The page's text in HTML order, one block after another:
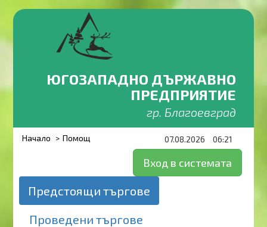
ЮГОЗАПАДНО ДЪРЖАВНО
ПРЕДПРИЯТИЕ
гр. Благоевград
07.08.2026 06:21
Начало Помощ
Вход в системата
Предстоящи търгове
Проведени търгове